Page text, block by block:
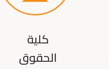
كلية
الحقوق